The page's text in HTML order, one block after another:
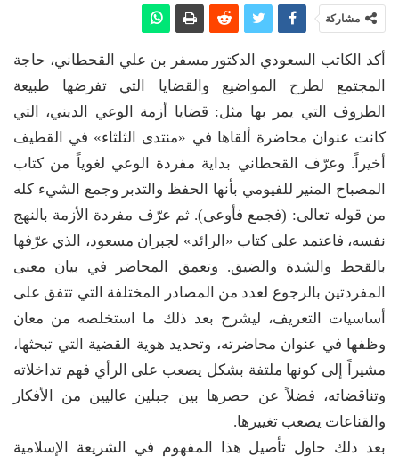
مشاركة
أكد الكاتب السعودي الدكتور مسفر بن علي القحطاني، حاجة
المجتمع لطرح المواضيع والقضايا التي تفرضها طبيعة
الظروف التي يمر بها مثل: قضايا أزمة الوعي الديني، التي
كانت عنوان محاضرة ألقاها في «منتدى الثلثاء» في القطيف
أخيراً. وعرّف القحطاني بداية مفردة الوعي لغوياً من كتاب
المصباح المنير للفيومي بأنها الحفظ والتدبر وجمع الشيء كله
من قوله تعالى: (فجمع فأوعى). ثم عرّف مفردة الأزمة بالنهج
نفسه، فاعتمد على كتاب «الرائد» لجبران مسعود، الذي عرّفها
بالقحط والشدة والضيق. وتعمق المحاضر في بيان معنى
المفردتين بالرجوع لعدد من المصادر المختلفة التي تتفق على
أساسيات التعريف، ليشرح بعد ذلك ما استخلصه من معان
وظفها في عنوان محاضرته، وتحديد هوية القضية التي تبحثها،
مشيراً إلى كونها ملتفة بشكل يصعب على الرأي فهم تداخلاته
وتناقضاته، فضلاً عن حصرها بين جبلين عاليين من الأفكار
والقناعات يصعب تغييرها.
بعد ذلك حاول تأصيل هذا المفهوم في الشريعة الإسلامية